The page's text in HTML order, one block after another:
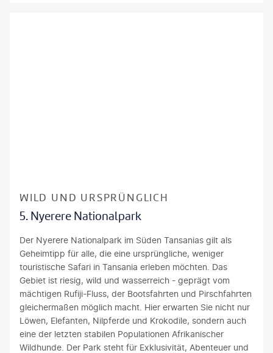
WILD UND URSPRÜNGLICH
5. Nyerere Nationalpark
Der Nyerere Nationalpark im Süden Tansanias gilt als
Geheimtipp für alle, die eine ursprüngliche, weniger
touristische Safari in Tansania erleben möchten. Das
Gebiet ist riesig, wild und wasserreich - geprägt vom
mächtigen Rufiji-Fluss, der Bootsfahrten und Pirschfahrten
gleichermaßen möglich macht. Hier erwarten Sie nicht nur
Löwen, Elefanten, Nilpferde und Krokodile, sondern auch
eine der letzten stabilen Populationen Afrikanischer
Wildhunde. Der Park steht für Exklusivität, Abenteuer und